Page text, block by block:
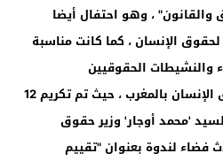
والقانون" ، وهو احتفال أيضا
لحقوق الإنسان ، كما كانت مناسبة
والنشيطات الحقوقيين
بالمغرب ، حيث تم تكريم12
'محمد أوجار' وزير حقوق
فضاء لندوة بعنوان "تقييم